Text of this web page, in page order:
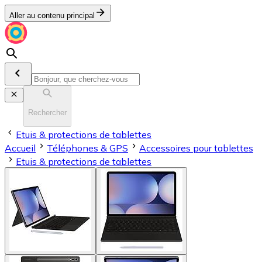
Aller au contenu principal
Rechercher
Etuis & protections de tablettes
Accueil
Téléphones & GPS
Accessoires pour tablettes
Etuis & protections de tablettes